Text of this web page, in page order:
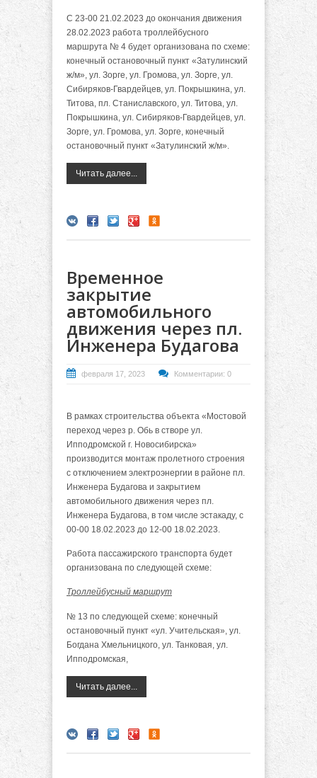
С 23-00 21.02.2023 до окончания движения
28.02.2023 работа троллейбусного
маршрута № 4 будет организована по схеме:
конечный остановочный пункт «Затулинский
ж/м», ул. Зорге, ул. Громова, ул. Зорге, ул.
Сибиряков-Гвардейцев, ул. Покрышкина, ул.
Титова, пл. Станиславского, ул. Титова, ул.
Покрышкина, ул. Сибиряков-Гвардейцев, ул.
Зорге, ул. Громова, ул. Зорге, конечный
остановочный пункт «Затулинский ж/м».
Читать далее...
Временное
закрытие
автомобильного
движения через пл.
Инженера Будагова
февраля 17, 2023 Комментарии: 0
В рамках строительства объекта «Мостовой
переход через р. Обь в створе ул.
Ипподромской г. Новосибирска»
производится монтаж пролетного строения
с отключением электроэнергии в районе пл.
Инженера Будагова и закрытием
автомобильного движения через пл.
Инженера Будагова, в том числе эстакаду, с
00-00 18.02.2023 до 12-00 18.02.2023.
Работа пассажирского транспорта будет
организована по следующей схеме:
Троллейбусный маршрут
№ 13 по следующей схеме: конечный
остановочный пункт «ул. Учительская», ул.
Богдана Хмельницкого, ул. Танковая, ул.
Ипподромская,
Читать далее...